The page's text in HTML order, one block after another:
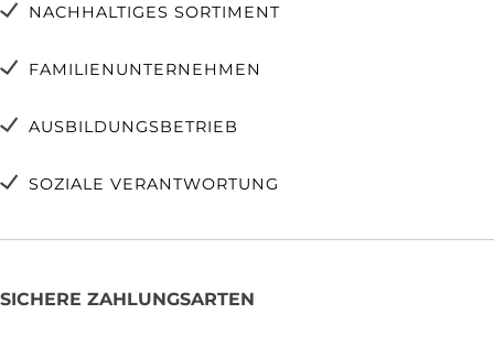
NACHHALTIGES SORTIMENT
FAMILIENUNTERNEHMEN
AUSBILDUNGSBETRIEB
SOZIALE VERANTWORTUNG
SICHERE ZAHLUNGSARTEN